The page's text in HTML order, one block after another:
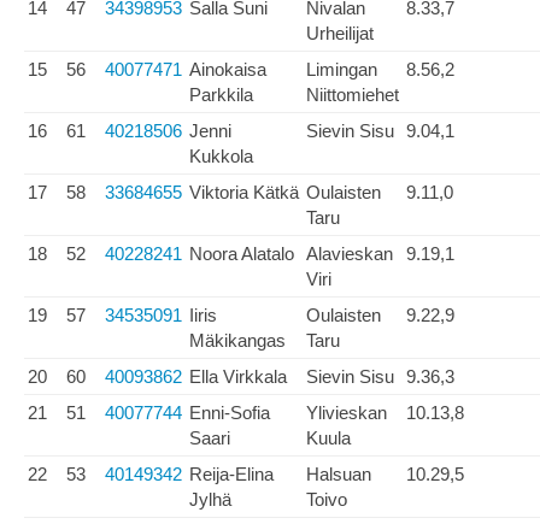
14 47 34398953 Salla Suni
Nivalan
Urheilijat
8.33,7
15 56 40077471 Ainokaisa
Parkkila
Limingan
Niittomiehet
8.56,2
16 61 40218506 Jenni
Kukkola
Sievin Sisu 9.04,1
17 58 33684655 Viktoria Kätkä Oulaisten
Taru
9.11,0
18 52 40228241 Noora Alatalo Alavieskan
Viri
9.19,1
19 57 34535091 Iiris
Mäkikangas
Oulaisten
Taru
9.22,9
20 60 40093862 Ella Virkkala Sievin Sisu 9.36,3
21
51 40077744 Enni-Sofia
Saari
Ylivieskan
Kuula
10.13,8
22 53 40149342 Reija-Elina
Jylhä
Halsuan
Toivo
10.29,5